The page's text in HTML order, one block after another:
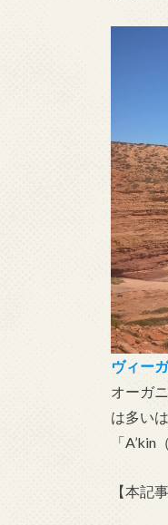
ヴィー
オーガ
は多いは
「
【本記